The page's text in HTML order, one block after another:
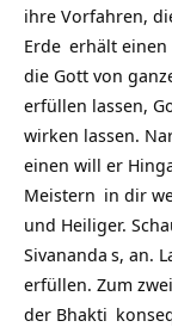
ihre Vorfahren,
Erde erhält einen
die Gott von
erfüllen lassen,
wirken lassen.
einen will er
Meistern in dir
und Heiliger.
Sivananda s, an.
erfüllen. Zum
der Bhakti